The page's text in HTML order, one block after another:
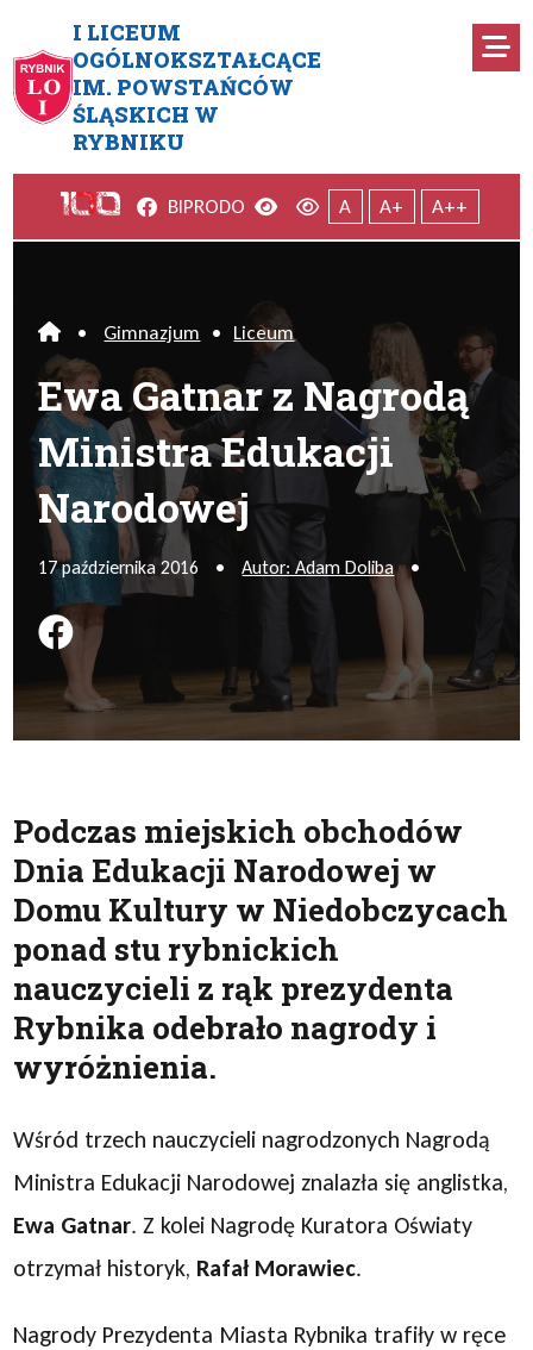
I LICEUM
OGÓLNOKSZTAŁCĄCE
IM. POWSTAŃCÓW
ŚLĄSKICH W
RYBNIKU
Ewa Gatnar z Nagrodą
Facebook
BIPRODO Wersja kontrastowa
Wersja domyślna
A A+ A++
Home
• Gimnazjum • Liceum
Ewa Gatnar z Nagrodą
Ministra Edukacji
Narodowej
17 października 2016 • Autor: Adam Doliba •
Podziel się na FB
Podczas miejskich obchodów
Dnia Edukacji Narodowej w
Domu Kultury w Niedobczycach
ponad stu rybnickich
nauczycieli z rąk prezydenta
Rybnika odebrało nagrody i
wyróżnienia.
Wśród trzech nauczycieli nagrodzonych Nagrodą
Ministra Edukacji Narodowej znalazła się anglistka,
Ewa Gatnar. Z kolei Nagrodę Kuratora Oświaty
otrzymał historyk, Rafał Morawiec.
Nagrody Prezydenta Miasta Rybnika trafiły w ręce